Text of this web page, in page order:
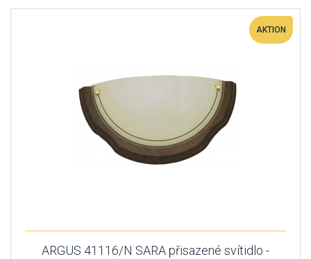
AKTION
ARGUS 41116/N SARA přisazené svítidlo -